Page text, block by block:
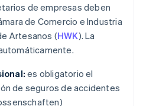
de empresas deben
de Comercio e Industria
Artesanos (HWK). La
es obligatorio el
de seguros de accidentes